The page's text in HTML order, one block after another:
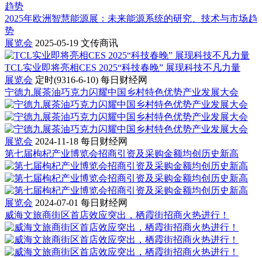
2025年欧洲智慧能源展：未来能源系统的研究、技术与市场趋
势
展览会 2025-05-19 文传商讯
TCL实业即将亮相CES 2025“科技春晚” 展现科技不凡力量
展览会 定时(9316-6-10) 每日财经网
宁德九展茶油巧克力闪耀中国乡村特色优势产业发展大会
展览会 2024-11-18 每日财经网
第七届枸杞产业博览会招商引资及采购金额均创历史新高
展览会 2024-07-01 每日财经网
威海文旅商街区首店效应突出，栖霞街招商火热进行！